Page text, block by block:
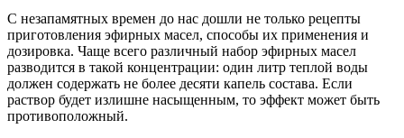
С незапамятных времен до нас дошли не только рецепты
приготовления эфирных масел, способы их применения и
дозировка. Чаще всего различный набор эфирных масел
разводится в такой концентрации: один литр теплой воды
должен содержать не более десяти капель состава. Если
раствор будет излишне насыщенным, то эффект может быть
противоположный.